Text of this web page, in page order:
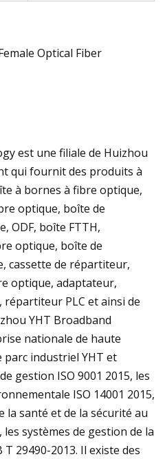
est une filiale de Huizhou
qui fournit des produits à
à bornes à fibre optique,
optique, boîte de
ODF, boîte FTTH,
optique, boîte de
cassette de répartiteur,
optique, adaptateur,
répartiteur PLC et ainsi de
YHT Broadband
nationale de haute
industriel YHT et
gestion ISO 9001 2015, les
ISO 14001 2015,
la santé et de la sécurité au
les systèmes de gestion de la
29490-2013. Il existe des